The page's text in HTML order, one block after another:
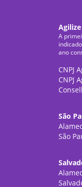
A
ano
CNPJ
CNPJ
São
São